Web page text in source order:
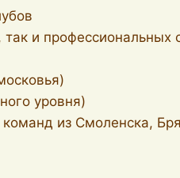
и профессиональных
уровня)
из Смоленска,